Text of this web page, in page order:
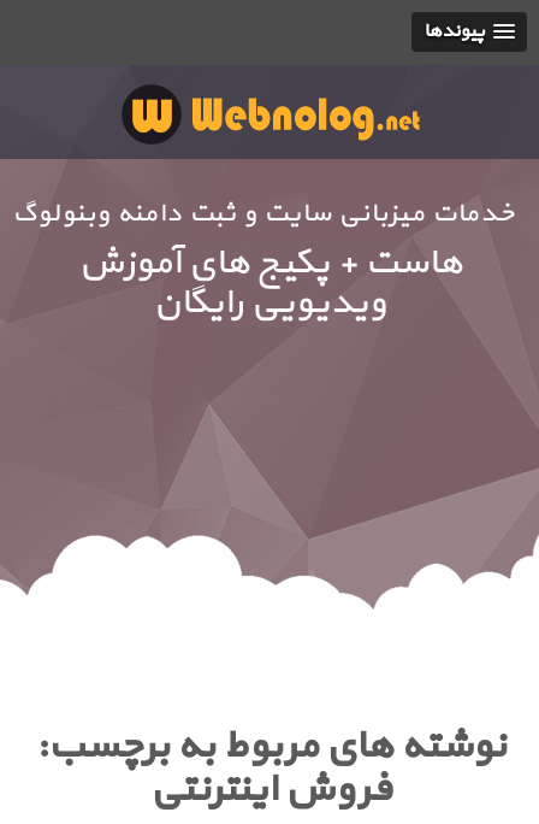
پیوندها
خدمات میزبانی سایت و ثبت دامنه وبنولوگ
هاست + پکیج های آموزش
ویدیویی رایگان
نوشته های مربوط به برچسب:
فروش اینترنتی